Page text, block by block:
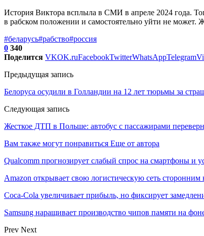
История Виктора всплыла в СМИ в апреле 2024 года.
в рабском положении и самостоятельно уйти не может.
#беларусь#рабство#россия
0 340
Поделится VKOK.ruFacebookTwitterWhatsAppTelegram
Предыдущая запись
Белоруса осудили в Голландии на 12 лет тюрьмы за
Следующая запись
Жесткое ДТП в Польше: автобус с пассажирами
Вам также могут понравиться Еще от автора
Qualcomm прогнозирует слабый спрос на смартфоны и
Amazon открывает свою логистическую сеть
Coca-Cola увеличивает прибыль, но фиксирует
Samsung наращивает производство чипов памяти на
Prev Next